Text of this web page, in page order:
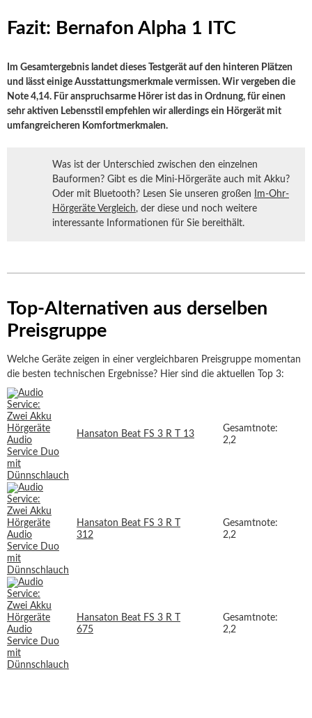
Fazit: Bernafon Alpha 1 ITC
Im Gesamtergebnis landet dieses Testgerät auf den hinteren Plätzen
und lässt einige Ausstattungsmerkmale vermissen. Wir vergeben die
Note 4,14. Für anspruchsarme Hörer ist das in Ordnung, für einen
sehr aktiven Lebensstil empfehlen wir allerdings ein Hörgerät mit
umfangreicheren Komfortmerkmalen.
Was ist der Unterschied zwischen den einzelnen
Bauformen? Gibt es die Mini-Hörgeräte auch mit Akku?
Oder mit Bluetooth? Lesen Sie unseren großen
Im-Ohr-
Hörgeräte Vergleich, der diese und noch weitere
interessante Informationen für Sie bereithält.
Top-Alternativen aus derselben
Preisgruppe
Welche Geräte zeigen in einer vergleichbaren Preisgruppe momentan
die besten technischen Ergebnisse? Hier sind die aktuellen Top 3:
Hansaton Beat FS 3 R T 13
Gesamtnote:
2,2
Hansaton Beat FS 3 R T
312
Gesamtnote:
2,2
Hansaton Beat FS 3 R T
675
Gesamtnote:
2,2